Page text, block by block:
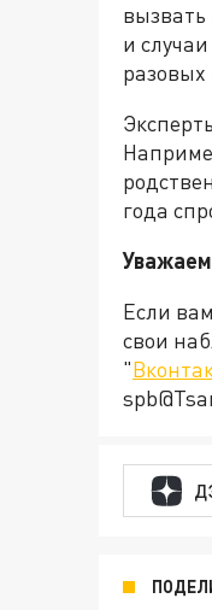
и
разовых
года
Если
свои
"